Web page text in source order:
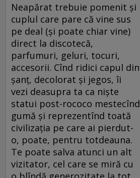
Neapărat trebuie pomenit și
cuplul care pare că vine sus
pe deal (și poate chiar vine)
direct la discotecă,
parfumuri, geluri, tocuri,
accesorii. Cînd ridici capul din
șanț, decolorat și jegos, îi
vezi deasupra ta ca niște
statui post-rococo mestecînd
gumă și reprezentînd toată
civilizația pe care ai pierdut-
o, poate, pentru totdeauna.
Te poate salva atunci un alt
vizitator, cel care se miră cu